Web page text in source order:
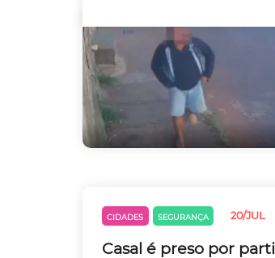
CIDADES SEGURANÇA 20/JUL
Casal é preso por